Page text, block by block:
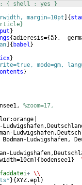
{ shell : yes }
margin=10pt {
}
{adieresis={ä} ,
{ babel }
}
mode=gm,
}
%zoom=17,
Bodman-Ludwigshafen,
width=10cm { bodensee1}
+ \\
}{XYZ.epl }